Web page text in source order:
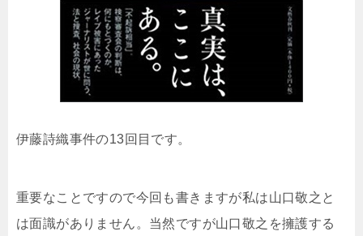
伊藤詩織事件の13回目です。
重要なことですので今回も書きますが私は山口敬之と
は面識がありません。当然ですが山口敬之を擁護する